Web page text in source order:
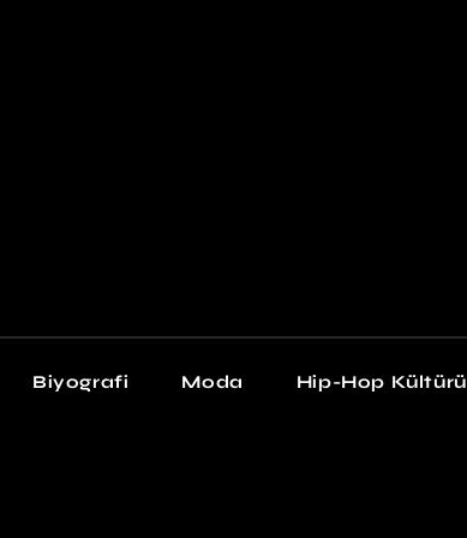
Biyografi Moda Hip-Hop Kültürü